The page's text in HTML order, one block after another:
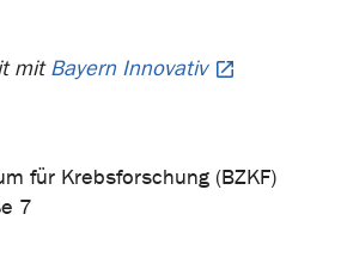
mitBayern Innovativ
für Krebsforschung (BZKF)
7